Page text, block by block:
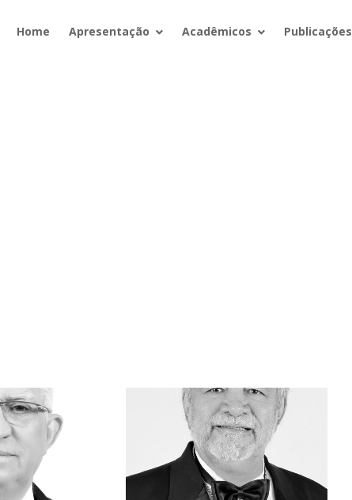
Home Apresentação Acadêmicos Publicações